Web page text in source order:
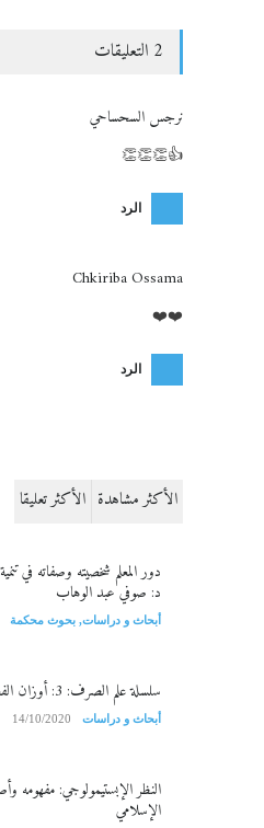
2 التعليقات
نرجس السحساحي
👍👏👏👏
الرد
Chkiriba Ossama
❤️❤️
الرد
الأكثر مشاهدة الأكثر تعليقا
دور المعلم شخصيته وصفاته في
د: صوفي عبد الوهاب
أبحاث و دراسات, بحوث محكمة
سلسلة علم الصرف: 3: أوزان الفعل المزيد
أبحاث و دراسات 14/10/2020
النظر الإبستيمولوجي: مفهومه
الإسلامي